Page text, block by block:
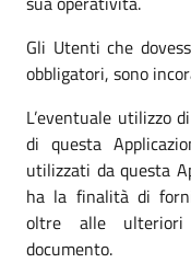
Gli Utenti che
obbligatori, sono
L’eventuale utilizzo
di questa
utilizzati da questa
ha la finalità di
oltre alle
documento.